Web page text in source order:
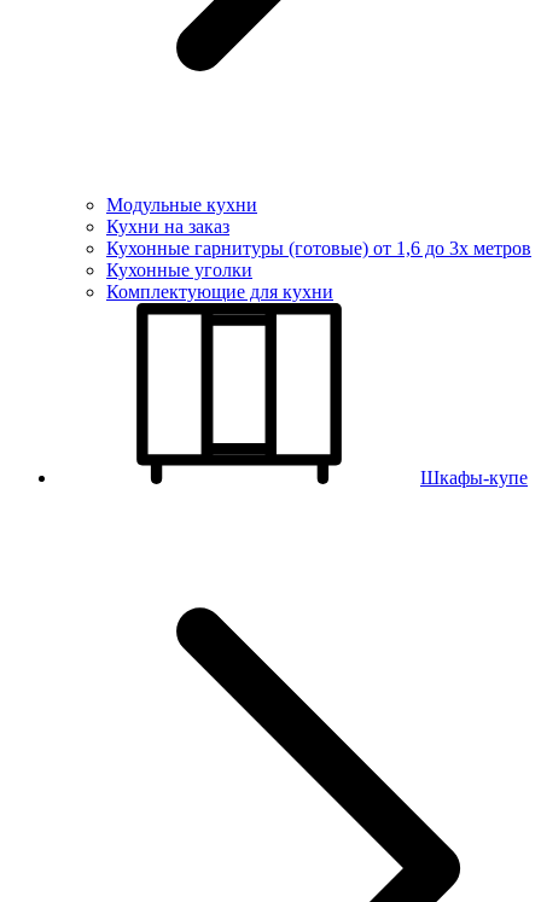
Модульные кухни
Кухни на заказ
Кухонные гарнитуры (готовые) от 1,6 до 3х метров
Кухонные уголки
Комплектующие для кухни
Шкафы-купе